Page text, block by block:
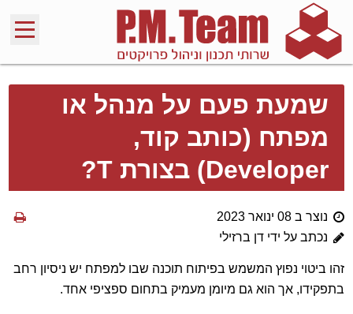
שמעת פעם על מנהל או
מפתח (כותב קוד,
Developer) בצורת T?
נוצר ב 08 ינואר 2023
נכתב על ידי דן ברזילי
זהו ביטוי נפוץ המשמש בפיתוח תוכנה שבו למפתח יש ניסיון רחב
בתפקידו, אך הוא גם מיומן מעמיק בתחום ספציפי אחד.